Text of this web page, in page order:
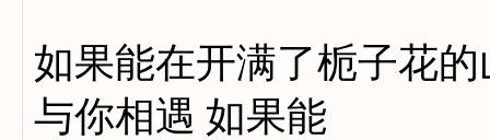
如果能在开满了栀子花
与你相遇 如果能